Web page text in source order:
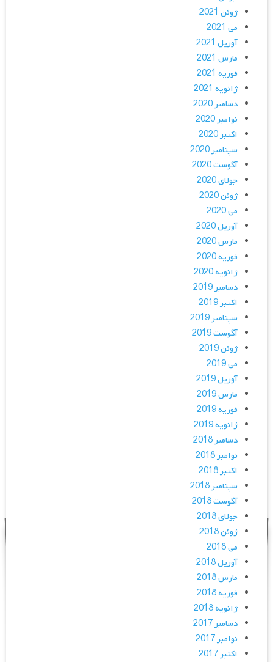
ژوئن 2021
می 2021
آوریل 2021
مارس 2021
فوریه 2021
ژانویه 2021
دسامبر 2020
نوامبر 2020
اکتبر 2020
سپتامبر 2020
آگوست 2020
جولای 2020
ژوئن 2020
می 2020
آوریل 2020
مارس 2020
فوریه 2020
ژانویه 2020
دسامبر 2019
اکتبر 2019
سپتامبر 2019
آگوست 2019
ژوئن 2019
می 2019
آوریل 2019
مارس 2019
فوریه 2019
ژانویه 2019
دسامبر 2018
نوامبر 2018
اکتبر 2018
سپتامبر 2018
آگوست 2018
جولای 2018
ژوئن 2018
می 2018
آوریل 2018
مارس 2018
فوریه 2018
ژانویه 2018
دسامبر 2017
نوامبر 2017
اکتبر 2017